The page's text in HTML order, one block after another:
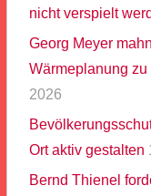
nicht verspielt
Georg Meyer
Wärmeplanung
2026
Ort aktiv gestalten
Bernd Thienel